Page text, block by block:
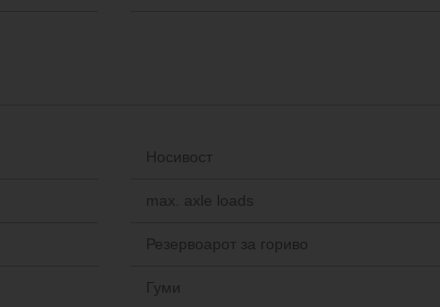
Носивост
max. axle loads
Резервоарот за гориво
Гуми